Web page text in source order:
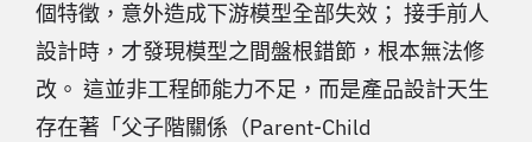
個特徵，意外造成下游模型全部失效； 接手前人
設計時，才發現模型之間盤根錯節，根本無法修
改。 這並非工程師能力不足，而是產品設計天生
存在著「父子階關係（Parent-Child